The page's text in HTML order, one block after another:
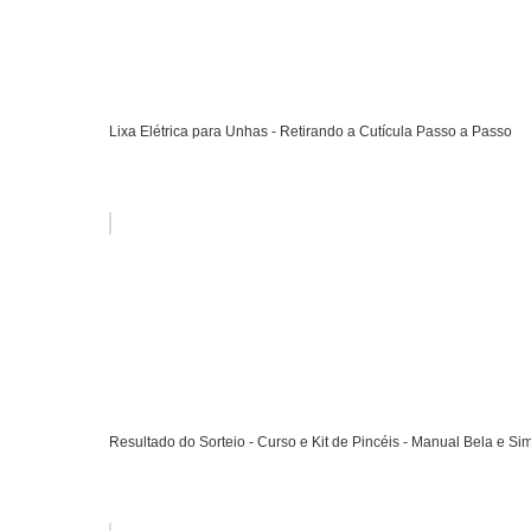
Lixa Elétrica para Unhas - Retirando a Cutícula Passo a Passo
Resultado do Sorteio - Curso e Kit de Pincéis - Manual Bela e